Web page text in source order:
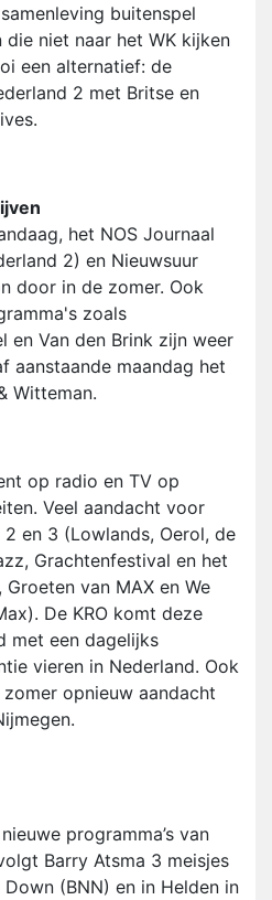
buitenspel
die niet naar het WK kijken
een alternatief: de
2 met Britse en
het NOS Journaal
2) en Nieuwsuur
door in de zomer. Ook
zoals
en Van den Brink zijn weer
aanstaande maandag het
Witteman.
op radio en TV op
Veel aandacht voor
en 3 (Lowlands, Oerol, de
Grachtenfestival en het
van MAX en We
De KRO komt deze
met een dagelijks
vieren in Nederland. Ook
opnieuw aandacht
programma’s van
Barry Atsma 3 meisjes
(BNN) en in Helden in